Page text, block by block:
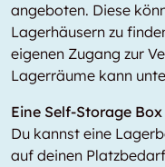
angeboten. Diese
Lagerhäusern zu
eigenen Zugang zur
Lagerräume kann
Eine Self-Storage
Du kannst eine
auf deinen